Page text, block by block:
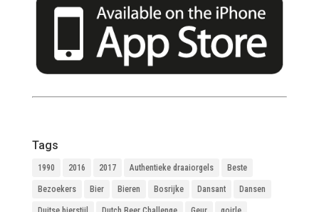
Tags
1990 2016 2017 Authentieke draaiorgels Beste
Bezoekers Bier Bieren Bosrijke Dansant Dansen